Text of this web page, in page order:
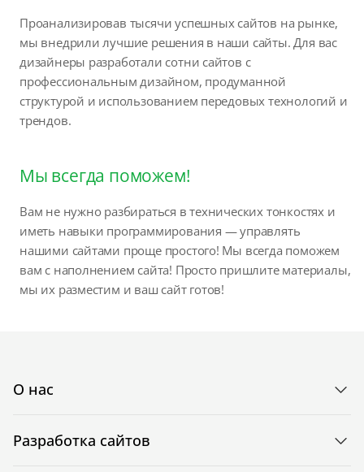
Проанализировав тысячи успешных сайтов на рынке,
мы внедрили лучшие решения в наши сайты. Для вас
дизайнеры разработали сотни сайтов с
профессиональным дизайном, продуманной
структурой и использованием передовых технологий и
трендов.
Мы всегда поможем!
Вам не нужно разбираться в технических тонкостях и
иметь навыки программирования — управлять
нашими сайтами проще простого! Мы всегда поможем
вам с наполнением сайта! Просто пришлите материалы,
мы их разместим и ваш сайт готов!
О нас
Разработка сайтов